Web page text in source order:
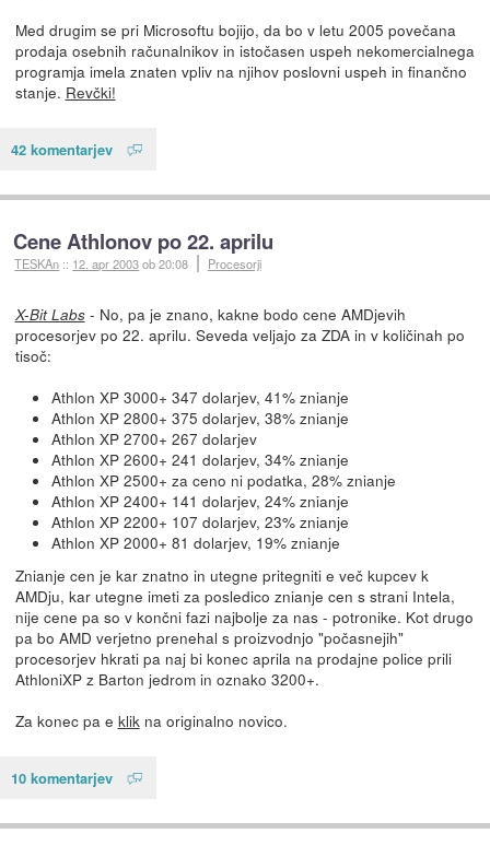
Med drugim se pri Microsoftu bojijo, da bo v letu 2005 povečana
prodaja osebnih računalnikov in istočasen uspeh nekomercialnega
programja imela znaten vpliv na njihov poslovni uspeh in finančno
stanje. Revčki!
42 komentarjev
Cene Athlonov po 22. aprilu
TESKAn :: 12. apr 2003ob 20:08 Procesorji
X-Bit Labs- No, pa je znano, kakne bodo cene AMDjevih
procesorjev po 22. aprilu. Seveda veljajo za ZDA in v količinah po
tisoč:
Athlon XP 3000+ 347 dolarjev, 41% znianje
Athlon XP 2800+ 375 dolarjev, 38% znianje
Athlon XP 2700+ 267 dolarjev
Athlon XP 2600+ 241 dolarjev, 34% znianje
Athlon XP 2500+ za ceno ni podatka, 28% znianje
Athlon XP 2400+ 141 dolarjev, 24% znianje
Athlon XP 2200+ 107 dolarjev, 23% znianje
Athlon XP 2000+ 81 dolarjev, 19% znianje
Znianje cen je kar znatno in utegne pritegniti e več kupcev k
AMDju, kar utegne imeti za posledico znianje cen s strani Intela,
nije cene pa so v končni fazi najbolje za nas - potronike. Kot drugo
pa bo AMD verjetno prenehal s proizvodnjo "počasnejih"
procesorjev hkrati pa naj bi konec aprila na prodajne police prili
AthloniXP z Barton jedrom in oznako 3200+.
Za konec pa e klik na originalno novico.
10 komentarjev